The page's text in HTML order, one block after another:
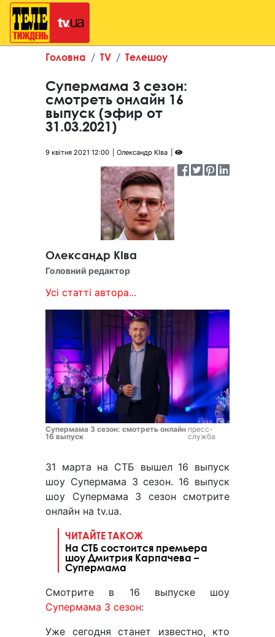
Головна TV Телешоу
Супермама 3 сезон:
смотреть онлайн 16
выпуск (эфир от
31.03.2021)
9 квітня 2021 12:00 Олександр КІва
Олександр КІва
Головний редактор
Усі статті автора...
Супермама 3 сезон: смотреть онлайн
16 выпуск
пресс-
служба
31 марта на СТБ вышел 16 выпуск
шоу Супермама 3 сезон. 16 выпуск
шоу Супермама 3 сезон смотрите
онлайн на tv.ua.
ЧИТАЙТЕ ТАКОЖ
На СТБ состоится премьера
шоу Дмитрия Карпачева –
Супермама
Смотрите в 16 выпуске шоу
Супермама 3 сезон:
Уже сегодня станет известно, кто